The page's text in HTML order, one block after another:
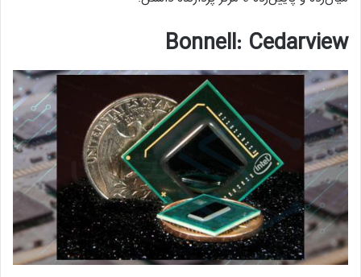
Bonnell: Cedarview